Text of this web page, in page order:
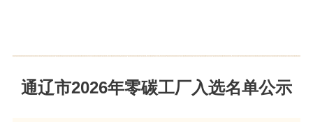
通辽市2026年零碳工厂入选名单公示